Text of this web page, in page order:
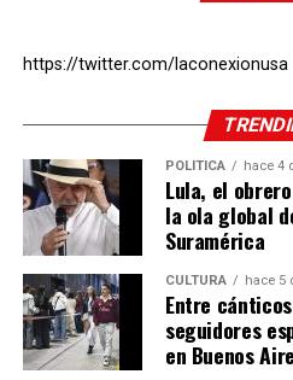
https://twitter.com/laconexionusa
POLÍTICA hace 4
Lula, el
la ola global
Suramérica
CULTURA hace 5
Entre
seguidores
en Buenos